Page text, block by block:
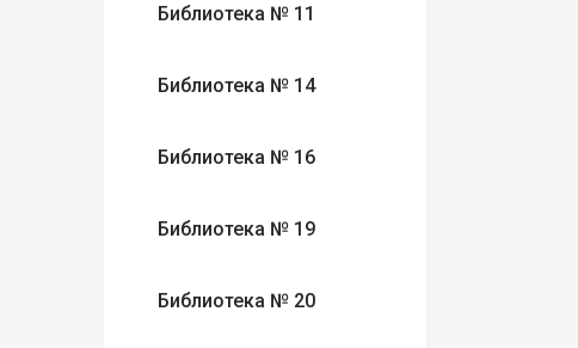
Библиотека № 11
Библиотека № 14
Библиотека № 16
Библиотека № 19
Библиотека № 20